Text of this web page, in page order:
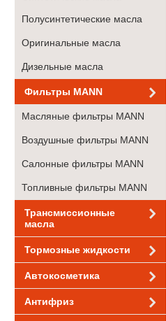
Полусинтетические масла
Оригинальные масла
Дизельные масла
Фильтры MANN
Масляные фильтры MANN
Воздушные фильтры MANN
Салонные фильтры MANN
Топливные фильтры MANN
Трансмиссионные
масла
Тормозные жидкости
Автокосметика
Антифриз